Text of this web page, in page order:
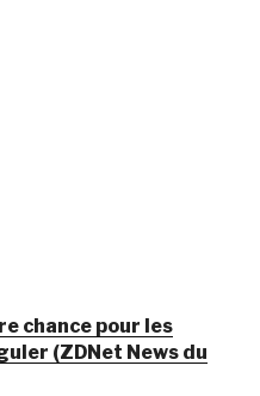
chance pour les
(ZDNet News du